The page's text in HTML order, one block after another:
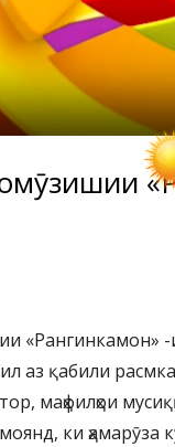
«Рангинкамон»
аз қабили
маҳфилҳои
ки ҳамарӯза